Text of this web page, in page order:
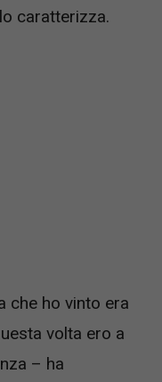
caratterizza.
che ho vinto era
volta ero a
– ha